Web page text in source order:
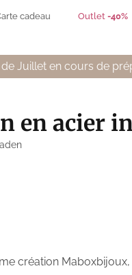
cadeau Outlet -40%
Juillet en cours de
en acier
création